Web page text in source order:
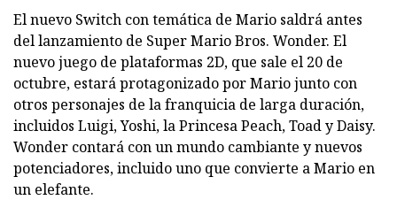
El nuevo Switch con temática de Mario saldrá antes
del lanzamiento de Super Mario Bros. Wonder. El
nuevo juego de plataformas 2D, que sale el 20 de
octubre, estará protagonizado por Mario junto con
otros personajes de la franquicia de larga duración,
incluidos Luigi, Yoshi, la Princesa Peach, Toad y Daisy.
Wonder contará con un mundo cambiante y nuevos
potenciadores, incluido uno que convierte a Mario en
un elefante.